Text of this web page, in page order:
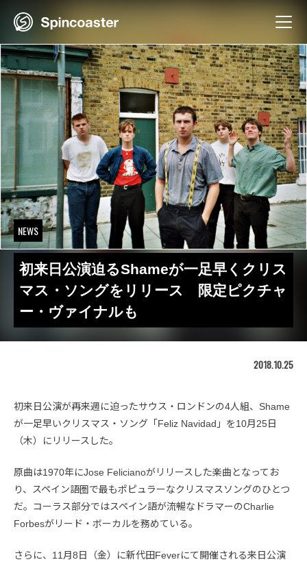
NEWS
初来日公演迫るShameが一足早くクリス
マス・ソングをリリース 限定ピクチャ
ー・ヴァイナルも
2018.10.25
初来日公演が再来週に迫ったサウス・ロンドンの4人組、Shame
が一足早いクリスマス・ソング「Feliz Navidad」を10月25日
（木）にリリースした。
原曲は1970年にJose Felicianoがリリースした楽曲となってお
り、スペイン語圏で最もポピュラーなクリスマスソングのひとつ
だ。コーラス部分ではスペイン語が流暢なドラマーのCharlie
Forbesがリード・ボーカルを務めている。
さらに、11月8日（金）に新代田Feverにて開催される来日公演